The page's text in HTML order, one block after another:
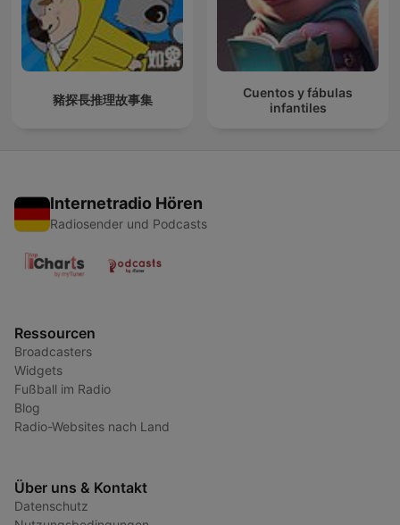
豬探長推理故事集
Cuentos y fábulas
infantiles
Internetradio Hören
Radiosender und Podcasts
Ressourcen
Broadcasters
Widgets
Fußball im Radio
Blog
Radio-Websites nach Land
Über uns & Kontakt
Datenschutz